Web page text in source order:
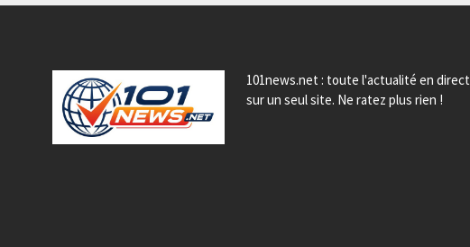
101news.net : toute l'actualité en direct
sur un seul site. Ne ratez plus rien !